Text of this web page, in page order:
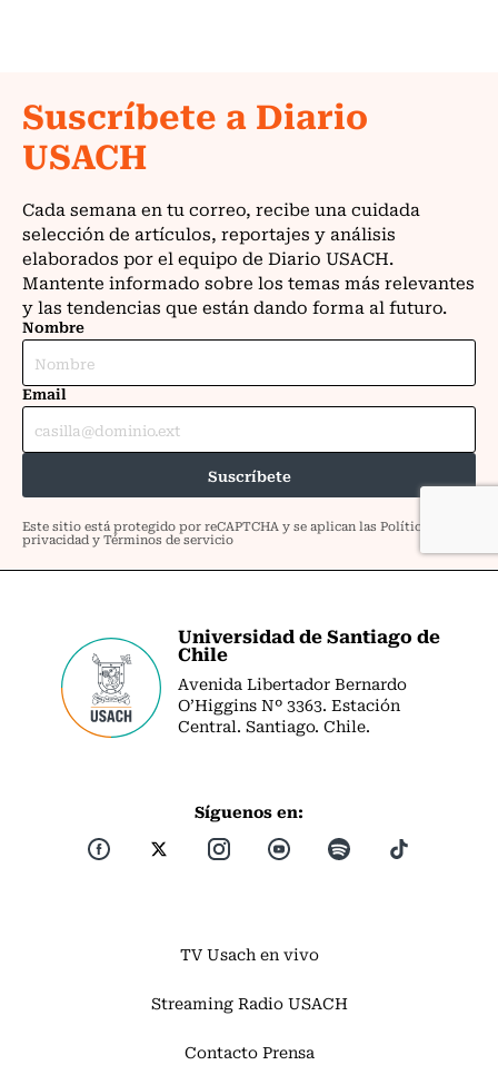
Universidad de Santiago de
Chile
Avenida Libertador Bernardo
O’Higgins Nº 3363. Estación
Central. Santiago. Chile.
Síguenos en:
TV Usach en vivo
Streaming Radio USACH
Contacto Prensa